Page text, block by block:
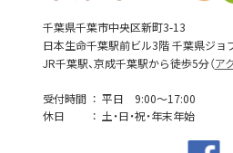
千葉県千葉市中央区新町3-13
日本生命千葉駅前ビル3階 千葉県ジョ
JR千葉駅、京成千葉駅から徒歩5分（ア
受付時間
平日 9:00～17:00
休日
土・日・祝・年末年始